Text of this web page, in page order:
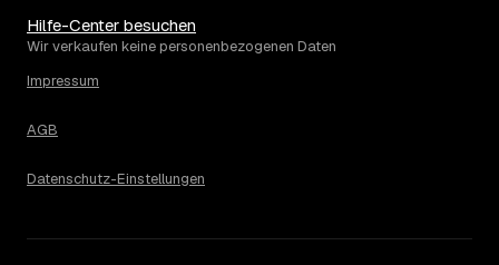
eher am unteren Ende, eine voll möblierte Wohnung mit
Etage ohne Aufzug oder viel Sperrmüll eher am oberen.
Sondermüllanteil verschieben den Endpreis. Den genauen
kostenlosen Einschätzung.
Hilfe-Center besuchen
Wir verkaufen keine personenbezogenen Daten
Impressum
AGB
Datenschutz-Einstellungen